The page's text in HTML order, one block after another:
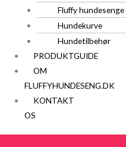
Fluffy hundesenge
Hundekurve
Hundetilbehør
PRODUKTGUIDE
OM
FLUFFYHUNDESENG.DK
KONTAKT
OS